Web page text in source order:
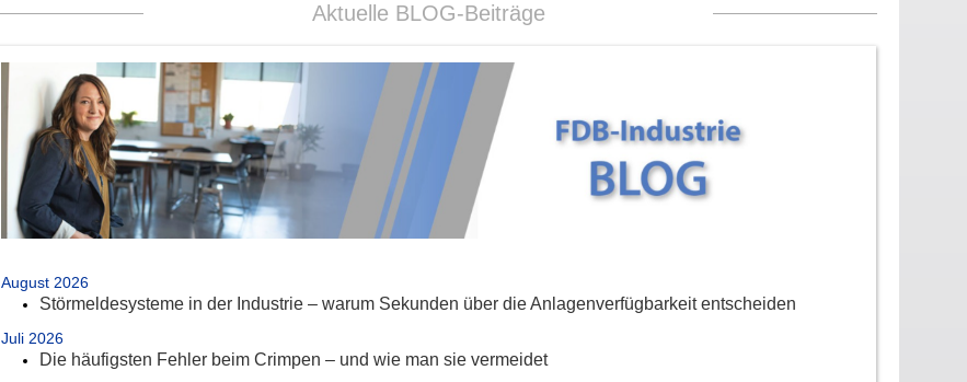
Aktuelle BLOG-Beiträge
August 2026
Störmeldesysteme in der Industrie – warum Sekunden über die Anlagenverfügbarkeit entscheiden
Juli 2026
Die häufigsten Fehler beim Crimpen – und wie man sie vermeidet